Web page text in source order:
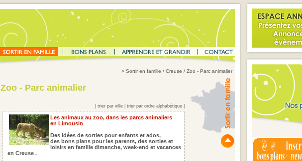
> Sortir en famille / Creuse / Zoo - Parc animalier
Zoo - Parc animalier
trier par ville trier par ordre alphabétique
Les animaux au zoo, dans les parcs animaliers
en Limousin
Des idées de sorties pour enfants et ados,
des bons plans pour les parents, des sorties et
loisirs en famille dimanche, week-end et vacances
en Creuse .